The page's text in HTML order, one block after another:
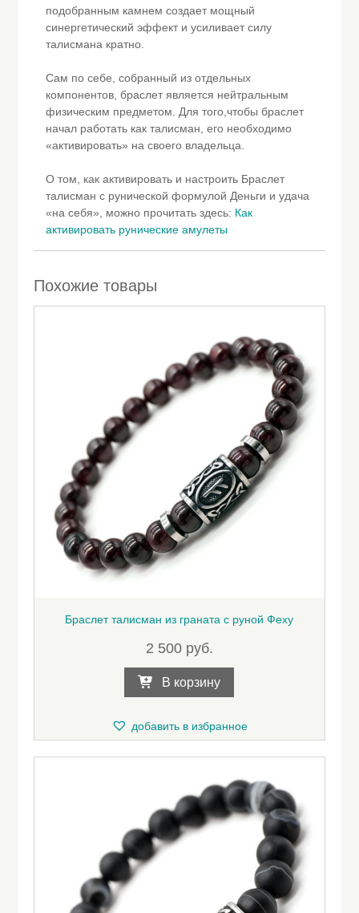
подобранным камнем создает мощный
синергетический эффект и усиливает силу
талисмана кратно.
Сам по себе, собранный из отдельных
компонентов, браслет является нейтральным
физическим предметом. Для того,чтобы браслет
начал работать как талисман, его необходимо
«активировать» на своего владельца.
О том, как активировать и настроить Браслет
талисман с рунической формулой Деньги и удача
«на себя», можно прочитать здесь: Как
активировать рунические амулеты
Похожие товары
Браслет талисман из граната с руной Феху
2 500 руб.
В корзину
добавить в избранное